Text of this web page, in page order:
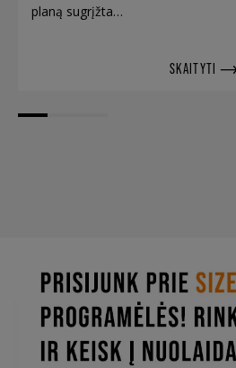
planą sugrįžta…
SKAITYTI